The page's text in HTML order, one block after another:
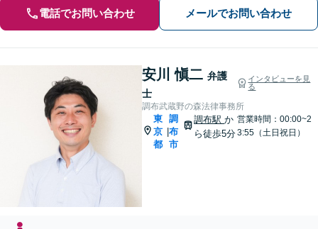
電話でお問い合わせ メールでお問い合わせ
安川 愼二 弁護
士
インタビューを見
る
調布武蔵野の森法律事務所
東
京
都
|
調
布
市
調布駅か
ら徒歩5分
営業時間：00:00~2
3:55（土日祝日）